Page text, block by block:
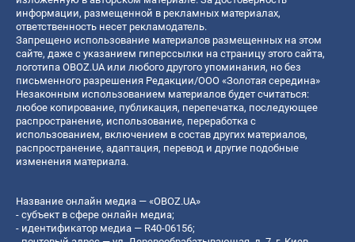
информации, размещенной в рекламных материалах,
ответственность несет рекламодатель.
Запрещено использование материалов размещенных на этом
сайте, даже с указанием гиперссылки на страницу этого сайта,
логотипа OBOZ.UA или любого другого упоминания, но без
письменного разрешения Редакции/ООО «Золотая середина»
Незаконным использованием материалов будет считаться:
любое копирование, публикация, перепечатка, последующее
распространение, использование, переработка с
использованием, включением в состав других материалов,
распространение, адаптация, перевод и другие подобные
изменения материала.
Название онлайн медиа — «OBOZ.UA»
- субъект в сфере онлайн медиа;
- идентификатор медиа — R40-06156;